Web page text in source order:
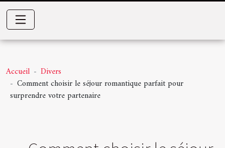
Accueil
Divers
Comment choisir le séjour romantique parfait pour
surprendre votre partenaire